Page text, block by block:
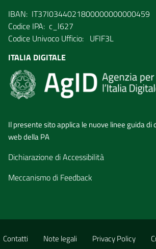
IBAN: IT37I0344021800000000000459
Codice IPA: c_l627
Codice Univoco Ufficio: UFIF3L
ITALIA DIGITALE
Il presente sito applica le nuove linee guida di
web della PA
Dichiarazione di Accessibilità
Meccanismo di Feedback
Contatti Note legali Privacy Policy